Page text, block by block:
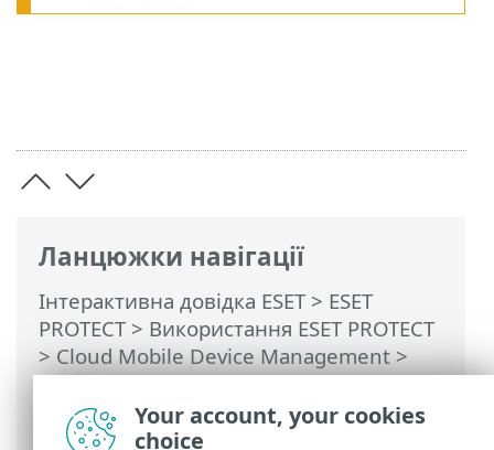
Ланцюжки навігації
Інтерактивна довідка ESET> ESET
PROTECT> Використання ESET PROTECT
> Cloud Mobile Device Management>
Реєстрація — Додати мобільні пристрої
> Синхронізація з VMware Workspace
ONE (Android)
Your account, your cookies
choice